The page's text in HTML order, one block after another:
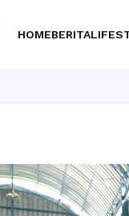
HOMEBERITA